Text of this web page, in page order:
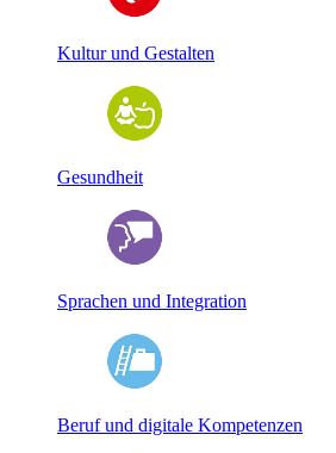
Kultur und Gestalten
Gesundheit
Sprachen und Integration
Beruf und digitale Kompetenzen